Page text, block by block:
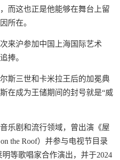
而这也正是他能够在舞台上留
所在。
来沪参加中国上海国际艺术
捧。
斯三世和卡米拉王后的加冕典
在成为王储期间的封号就是“威
乐剧和流行领域，曾出演《屋
the Roof）并参与电视节目录
等歌唱家合作演出，并于2024